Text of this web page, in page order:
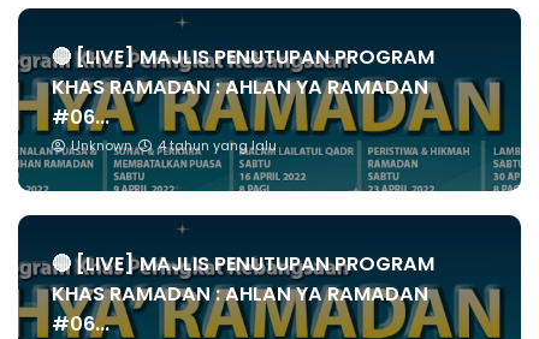
🔴 [LIVE] MAJLIS PENUTUPAN PROGRAM
KHAS RAMADAN : AHLAN YA RAMADAN
#06...
Unknown 4 tahun yang lalu
🔴 [LIVE] MAJLIS PENUTUPAN PROGRAM
KHAS RAMADAN : AHLAN YA RAMADAN
#06...